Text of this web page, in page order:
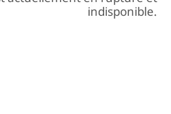
indisponible.